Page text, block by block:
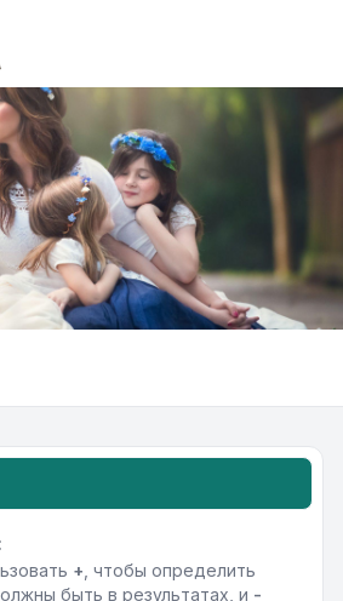
+ , чтобы определить
быть в результатах, и -